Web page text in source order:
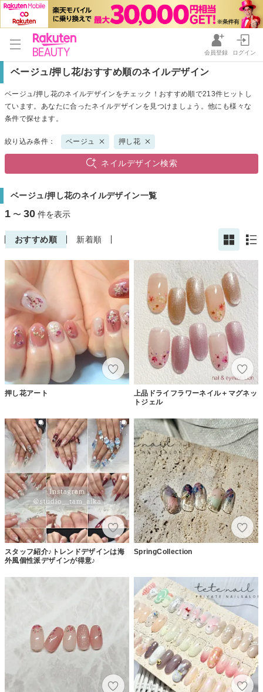
会員登録 ログイン
ベージュ/押し花/おすすめ順のネイルデザイン
ベージュ/押し花のネイルデザインをチェック！おすすめ順で213件ヒットし
ています。あなたに合ったネイルデザインを見つけましょう。他にも様々な
条件で探せます。
絞り込み条件： ベージュ 押し花
ネイルデザイン検索
ベージュ/押し花のネイルデザイン一覧
1 〜 30 件を表示
おすすめ順 新着順
押し花アート
上品ドライフラワーネイル＋マグネッ
トジェル
スタッフ紹介♪トレンドデザインは海
外風個性派デザインが得意♪
SpringCollection